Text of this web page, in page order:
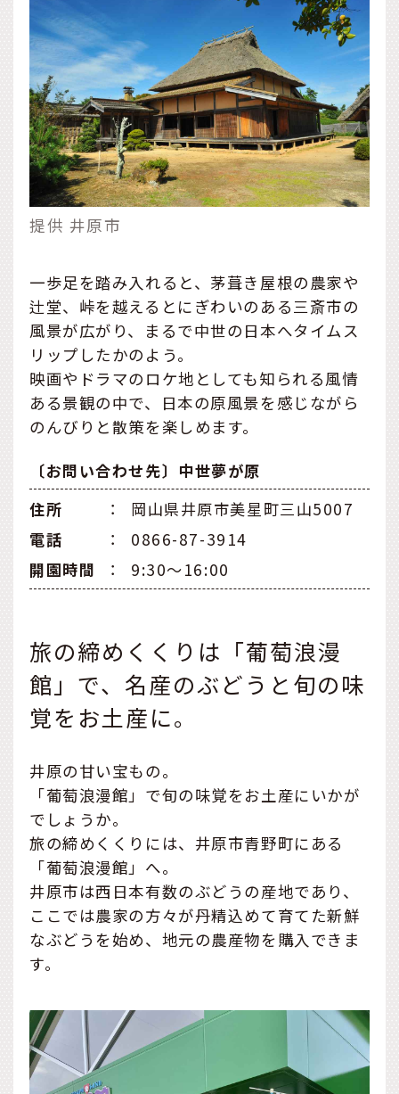
提供 井原市
一歩足を踏み入れると、茅葺き屋根の農家や
辻堂、峠を越えるとにぎわいのある三斎市の
風景が広がり、まるで中世の日本へタイムス
リップしたかのよう。
映画やドラマのロケ地としても知られる風情
ある景観の中で、日本の原風景を感じながら
のんびりと散策を楽しめます。
〔お問い合わせ先〕中世夢が原
住所
：
岡山県井原市美星町三山5007
電話
：
0866-87-3914
開園時間
： 9:30〜16:00
旅の締めくくりは「葡萄浪漫
館」で、名産のぶどうと旬の味
覚をお土産に。
井原の甘い宝もの。
「葡萄浪漫館」で旬の味覚をお土産にいかが
でしょうか。
旅の締めくくりには、井原市青野町にある
「葡萄浪漫館」へ。
井原市は西日本有数のぶどうの産地であり、
ここでは農家の方々が丹精込めて育てた新鮮
なぶどうを始め、地元の農産物を購入できま
す。